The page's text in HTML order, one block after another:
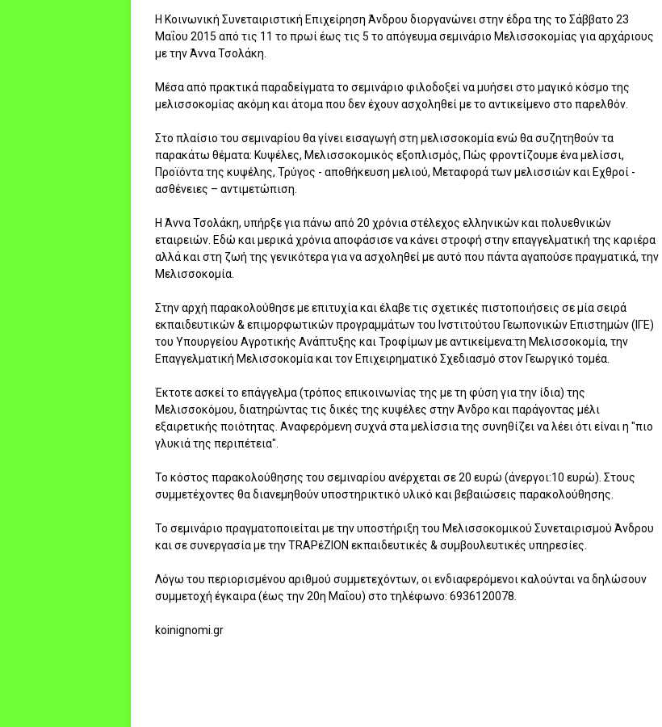
Η Κοινωνική Συνεταιριστική Επιχείρηση Άνδρου διοργανώνει στην έδρα της το Σάββατο 23
Μαΐου 2015 από τις 11 το πρωί έως τις 5 το απόγευμα σεμινάριο Μελισσοκομίας για αρχάριους
με την Άννα Τσολάκη.
Μέσα από πρακτικά παραδείγματα το σεμινάριο φιλοδοξεί να μυήσει στο μαγικό κόσμο της
μελισσοκομίας ακόμη και άτομα που δεν έχουν ασχοληθεί με το αντικείμενο στο παρελθόν.
Στο πλαίσιο του σεμιναρίου θα γίνει εισαγωγή στη μελισσοκομία ενώ θα συζητηθούν τα
παρακάτω θέματα: Κυψέλες, Μελισσοκομικός εξοπλισμός, Πώς φροντίζουμε ένα μελίσσι,
Προϊόντα της κυψέλης, Τρύγος - αποθήκευση μελιού, Μεταφορά των μελισσιών και Εχθροί -
ασθένειες – αντιμετώπιση.
Η Άννα Τσολάκη, υπήρξε για πάνω από 20 χρόνια στέλεχος ελληνικών και πολυεθνικών
εταιρειών. Εδώ και μερικά χρόνια αποφάσισε να κάνει στροφή στην επαγγελματική της καριέρα
αλλά και στη ζωή της γενικότερα για να ασχοληθεί με αυτό που πάντα αγαπούσε πραγματικά, την
Μελισσοκομία.
Στην αρχή παρακολούθησε με επιτυχία και έλαβε τις σχετικές πιστοποιήσεις σε μία σειρά
εκπαιδευτικών & επιμορφωτικών προγραμμάτων του Ινστιτούτου Γεωπονικών Επιστημών (ΙΓΕ)
του Υπουργείου Αγροτικής Ανάπτυξης και Τροφίμων με αντικείμενα:τη Μελισσοκομία, την
Επαγγελματική Μελισσοκομία και τον Επιχειρηματικό Σχεδιασμό στον Γεωργικό τομέα.
Έκτοτε ασκεί το επάγγελμα (τρόπος επικοινωνίας της με τη φύση για την ίδια) της
Μελισσοκόμου, διατηρώντας τις δικές της κυψέλες στην Άνδρο και παράγοντας μέλι
εξαιρετικής ποιότητας. Αναφερόμενη συχνά στα μελίσσια της συνηθίζει να λέει ότι είναι η "πιο
γλυκιά της περιπέτεια".
Το κόστος παρακολούθησης του σεμιναρίου ανέρχεται σε 20 ευρώ (άνεργοι:10 ευρώ). Στους
συμμετέχοντες θα διανεμηθούν υποστηρικτικό υλικό και βεβαιώσεις παρακολούθησης.
Το σεμινάριο πραγματοποιείται με την υποστήριξη του Μελισσοκομικού Συνεταιρισμού Άνδρου
και σε συνεργασία με την ΤRAPέΖΙΟΝ εκπαιδευτικές & συμβουλευτικές υπηρεσίες.
Λόγω του περιορισμένου αριθμού συμμετεχόντων, οι ενδιαφερόμενοι καλούνται να δηλώσουν
συμμετοχή έγκαιρα (έως την 20η Μαΐου) στο τηλέφωνο: 6936120078.
koinignomi.gr